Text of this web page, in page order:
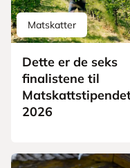
Matskatter
Dette er de seks
finalistene til
2026